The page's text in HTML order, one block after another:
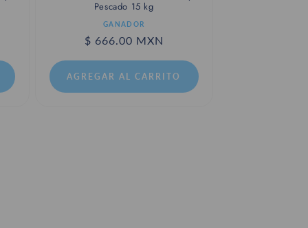
Pescado 15 kg
Proveedor:GANADOR
Precio
$ 666.00 MXN
AGREGAR AL CARRITO